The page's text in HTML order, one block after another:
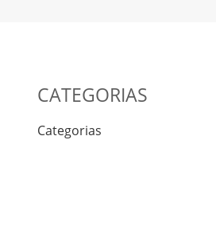
CATEGORIAS
Categorias